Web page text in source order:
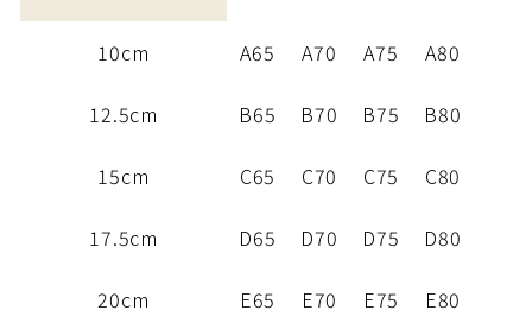
10cm A65 A70 A75 A80
12.5cm B65 B70 B75 B80
15cm C65 C70 C75 C80
17.5cm D65 D70 D75 D80
20cm E65 E70 E75 E80